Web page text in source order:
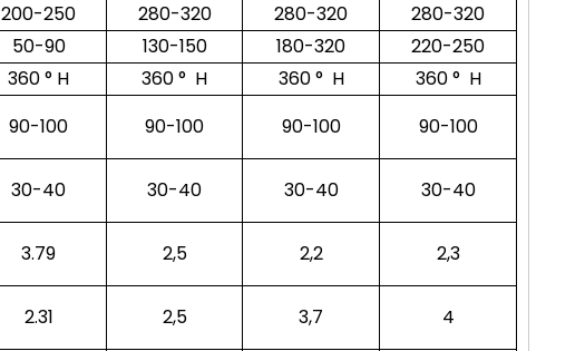
200-250 280-320 280-320
280-320
50-90 130-150 180-320
220-250
360 ° H 360 ° H 360 ° H
360 ° H
90-100 90-100 90-100
90-100
30-40 30-40 30-40
30-40
3.79 2,5 2,2
2,3
2.31 2,5 3,7
4